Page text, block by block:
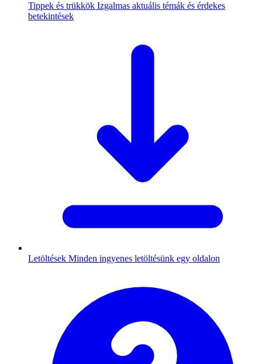
Tippek és trükkök Izgalmas aktuális témák és érdekes
betekintések
Letöltések Minden ingyenes letöltésünk egy oldalon